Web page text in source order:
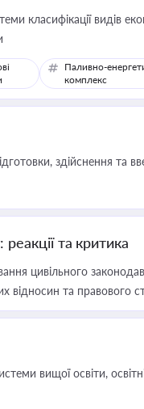
класифікації видів
Паливно-
комплекс
здійснення та
та критика
цивільного
та правового
вищої освіти, освітніх